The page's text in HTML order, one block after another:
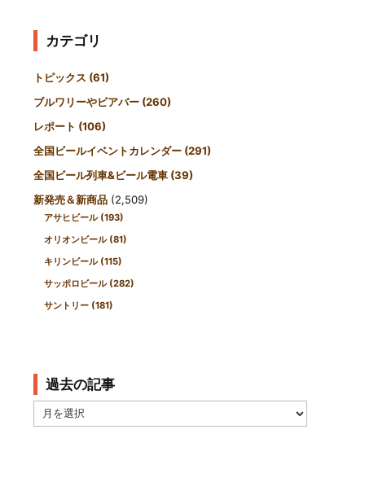
カテゴリ
トピックス (61)
ブルワリーやビアバー (260)
レポート (106)
全国ビールイベントカレンダー (291)
全国ビール列車&ビール電車 (39)
新発売＆新商品 (2,509)
アサヒビール (193)
オリオンビール (81)
キリンビール (115)
サッポロビール (282)
サントリー (181)
過去の記事
去